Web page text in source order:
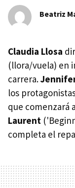
Beatriz
Claudia Llosa
(llora/vuela) en
carrera.
los
que comenzará
Laurent
completa el